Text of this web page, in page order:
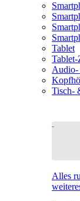
Tablet
Audio-
Tisch-
Alles